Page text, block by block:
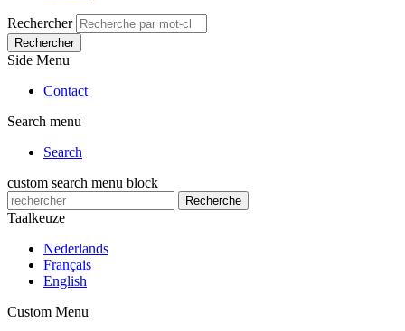
Rechercher
Rechercher
Side Menu
Contact
Search menu
Search
custom search menu block
Recherche
Taalkeuze
Nederlands
Français
English
Custom Menu